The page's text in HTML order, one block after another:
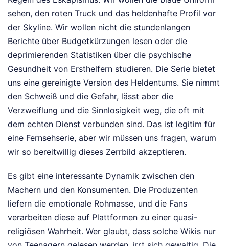
sehen, den roten Truck und das heldenhafte Profil vor
der Skyline. Wir wollen nicht die stundenlangen
Berichte über Budgetkürzungen lesen oder die
deprimierenden Statistiken über die psychische
Gesundheit von Ersthelfern studieren. Die Serie bietet
uns eine gereinigte Version des Heldentums. Sie nimmt
den Schweiß und die Gefahr, lässt aber die
Verzweiflung und die Sinnlosigkeit weg, die oft mit
dem echten Dienst verbunden sind. Das ist legitim für
eine Fernsehserie, aber wir müssen uns fragen, warum
wir so bereitwillig dieses Zerrbild akzeptieren.
Es gibt eine interessante Dynamik zwischen den
Machern und den Konsumenten. Die Produzenten
liefern die emotionale Rohmasse, und die Fans
verarbeiten diese auf Plattformen zu einer quasi-
religiösen Wahrheit. Wer glaubt, dass solche Wikis nur